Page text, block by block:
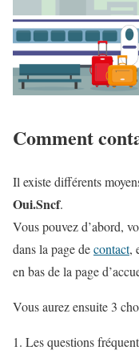
Comment
Il existe différents
Oui.Sncf.
Vous pouvez d’abord,
dans la page decontact,
en bas de la page
Vous aurez ensuite 3
Les questions